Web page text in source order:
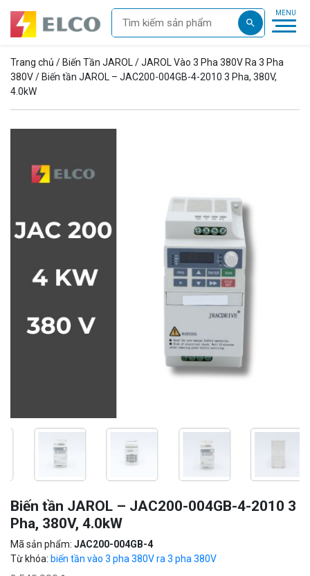
Trang chủ / Biến Tần JAROL /JAROL Vào 3 Pha 380V Ra 3 Pha
380V/ Biến tần JAROL – JAC200-004GB-4-2010 3 Pha, 380V,
4.0kW
Biến tần JAROL – JAC200-004GB-4-2010 3
Pha, 380V, 4.0kW
Mã sản phẩm: JAC200-004GB-4
Từ khóa: biến tần vào 3 pha 380V ra 3 pha 380V